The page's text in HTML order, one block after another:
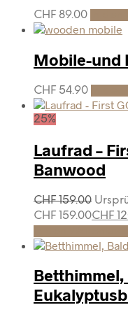
CHF 89.00
Mobile-und
CHF 54.90
25%
Laufrad –
Banwood
CHF159.00
CHF 159.00CHF